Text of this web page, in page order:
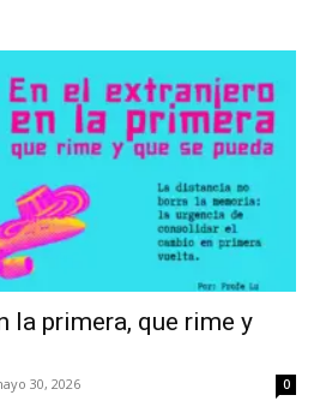
la primera, que rime y
30, 2026 0